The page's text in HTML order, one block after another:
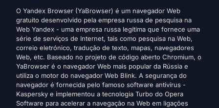
O Yandex Browser (YaBrowser) é um navegador Web
gratuito desenvolvido pela empresa russa de pesquisa na
Web Yandex - uma empresa russa legítima que fornece uma
série de serviços de Internet, tais como pesquisa na Web,
correio eletrónico, tradução de texto, mapas, navegadores
Web, etc. Baseado no projeto de código aberto Chromium, o
YaBrowser é o navegador Web mais popular da Rússia e
utiliza o motor do navegador Web Blink. A segurança do
navegador é fornecida pelo famoso software antivírus -
Kaspersky e implementou a tecnologia Turbo do Opera
Software para acelerar a navegação na Web em ligações